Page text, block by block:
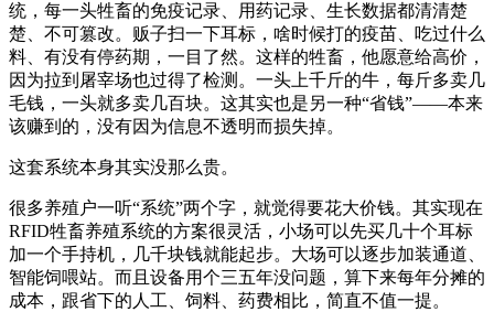
统，每一头牲畜的免疫记录、用药记录、生长数据都清清楚
楚、不可篡改。贩子扫一下耳标，啥时候打的疫苗、吃过什么
料、有没有停药期，一目了然。这样的牲畜，他愿意给高价，
因为拉到屠宰场也过得了检测。一头上千斤的牛，每斤多卖几
毛钱，一头就多卖几百块。这其实也是另一种“省钱”——本来
该赚到的，没有因为信息不透明而损失掉。
这套系统本身其实没那么贵。
很多养殖户一听“系统”两个字，就觉得要花大价钱。其实现在
RFID牲畜养殖系统的方案很灵活，小场可以先买几十个耳标
加一个手持机，几千块钱就能起步。大场可以逐步加装通道、
智能饲喂站。而且设备用个三五年没问题，算下来每年分摊的
成本，跟省下的人工、饲料、药费相比，简直不值一提。